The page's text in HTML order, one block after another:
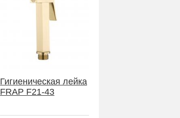
Гигиеническая лейка
FRAP F21-43